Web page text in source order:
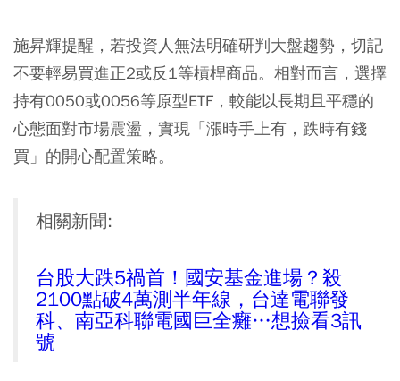
施昇輝提醒，若投資人無法明確研判大盤趨勢，切記
不要輕易買進正2或反1等槓桿商品。相對而言，選擇
持有0050或0056等原型ETF，較能以長期且平穩的
心態面對市場震盪，實現 「漲時手上有，跌時有錢
買」 的開心配置策略。
相關新聞:
台股大跌5禍首！國安基金進場？殺
2100點破4萬測半年線，台達電聯發
科、南亞科聯電國巨全癱…想撿看3訊
號